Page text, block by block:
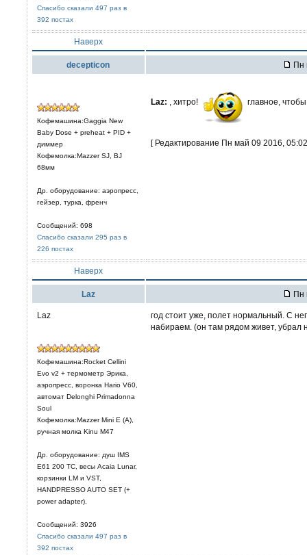
Спасибо сказали 497 раз в
392 постах
Наверх
decepticon Пн
Кофемашина:Gaggia New
Baby Dose + preheat + PID +
диммер
Кофемолка:Mazzer SJ, BJ
68мм
Др. оборудование: аэропресс,
гейзер, турка, френч
Сообщений: 698
Спасибо сказали 295 раз в
226 постах
Laz: , хитро! главное,
[ Редактирование Пн май 09 2016,
Наверх
Laz Пн
Laz
Кофемашина:Rocket Cellini
Evo v2 + термометр Эрика,
аэропресс, воронка Hario V60,
автомат Delonghi Primadonna
Soul
Кофемолка:Mazzer Mini E (A),
ручная молка Kinu M47
Др. оборудование: душ IMS
E61 200 TC, весы Acaia Lunar,
корзинки LM и VST,
HANDPRESSO AUTO SET (+
power adapter).
Сообщений: 3926
Спасибо сказали 497 раз в
392 постах
год стоит уже, полет нормальный. С
набираем. (он там рядом живет, убрал